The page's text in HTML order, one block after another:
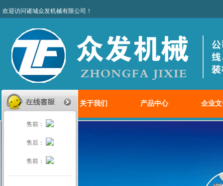
售前：
售后：
售前：
欢迎访问诸城众发机械有限
网站首页 关于我们 产品中心 企业